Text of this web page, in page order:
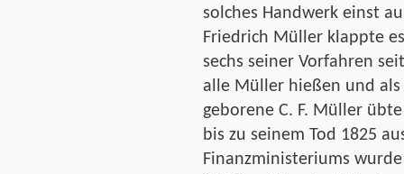
solches Handwerk einst
Friedrich Müller klappte
sechs seiner Vorfahren
alle Müller hießen und
geborene C. F. Müller
bis zu seinem Tod 1825
Finanzministeriums